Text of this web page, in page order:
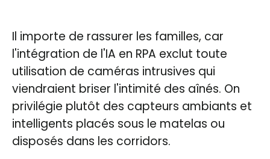
Il importe de rassurer les familles, car
l'intégration de l'IA en RPA exclut toute
utilisation de caméras intrusives qui
viendraient briser l'intimité des aînés. On
privilégie plutôt des capteurs ambiants et
intelligents placés sous le matelas ou
disposés dans les corridors.